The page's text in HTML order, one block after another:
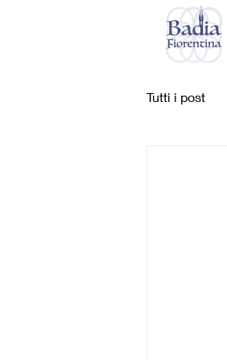
Tutti i post